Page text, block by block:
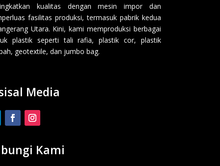
kualitas dengan mesin impor dan
fasilitas produksi, termasuk pabrik kedua
Utara. Kini, kami memproduksi berbagai
plastik seperti tali rafia, plastik cor, plastik
geotextile, dan jumbo bag.
Media
Kami